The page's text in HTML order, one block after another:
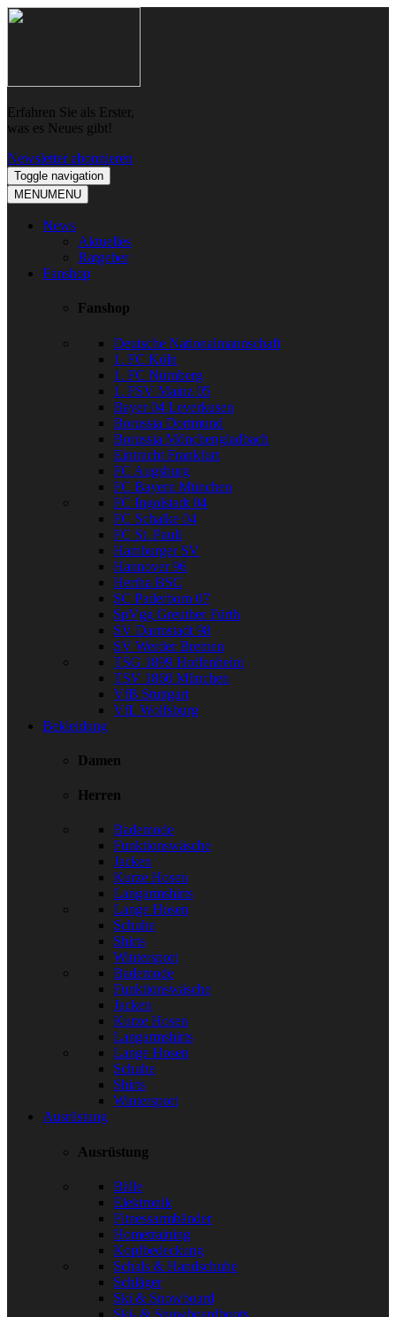
Skip
Skip
Erfahren Sie als Erster,
was es Neues gibt!
Newsletter abonnieren
Toggle navigation
MENUMENU
News
Aktuelles
Ratgeber
Fanshop
Fanshop
Deutsche Nationalmannschaft
1. FC Köln
1. FC Nürnberg
1. FSV Mainz 05
Bayer 04 Leverkusen
Borussia Dortmund
Borussia Mönchengladbach
Eintracht Frankfurt
FC Augsburg
FC Bayern München
FC Ingolstadt 04
FC Schalke 04
FC St. Pauli
Hamburger SV
Hannover 96
Hertha BSC
SC Paderborn 07
SpVgg Greuther Fürth
SV Darmstadt 98
SV Werder Bremen
TSG 1899 Hoffenheim
TSV 1860 München
VfB Stuttgart
VfL Wolfsburg
Bekleidung
Damen
Herren
Bademode
Funktionswäsche
Jacken
Kurze Hosen
Langarmshirts
Lange Hosen
Schuhe
Shirts
Wintersport
Bademode
Funktionswäsche
Jacken
Kurze Hosen
Langarmshirts
Lange Hosen
Schuhe
Shirts
Wintersport
Ausrüstung
Ausrüstung
Bälle
Elektronik
Fitnessarmbänder
Hometraining
Kopfbedeckung
Schals & Handschuhe
Schläger
Ski & Snowboard
Ski- & Snowboardboots